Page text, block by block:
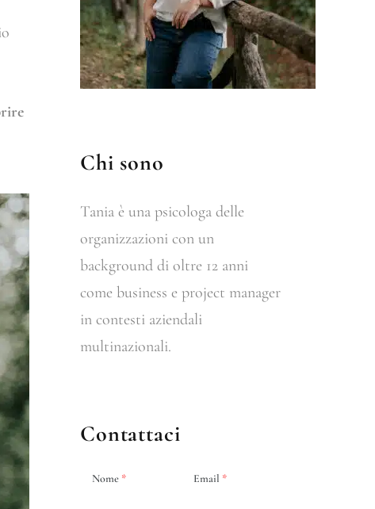
Chi sono
Tania è una psicologa delle
organizzazioni con un
background di oltre 12 anni
come business e project manager
in contesti aziendali
multinazionali.
Contattaci
Nome * Email *